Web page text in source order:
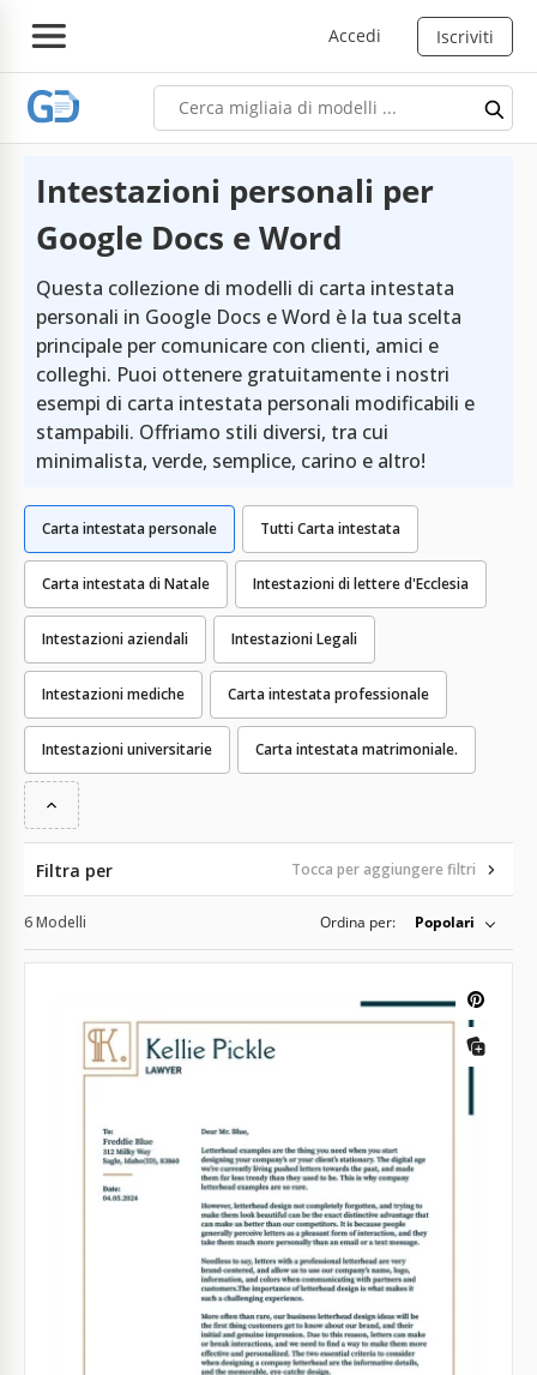
Accedi Iscriviti
Intestazioni personali per
Google Docs e Word
Questa collezione di modelli di carta intestata
personali in Google Docs e Word è la tua scelta
principale per comunicare con clienti, amici e
colleghi. Puoi ottenere gratuitamente i nostri
esempi di carta intestata personali modificabili e
stampabili. Offriamo stili diversi, tra cui
minimalista, verde, semplice, carino e altro!
Tutti Carta intestata
Carta intestata di Natale Intestazioni di lettere d'Ecclesia
Intestazioni aziendali Intestazioni Legali
Intestazioni mediche
Carta intestata personale
Carta intestata professionale
Intestazioni universitarie Carta intestata matrimoniale.
Filtra per Tocca per aggiungere filtri
6 Modelli Ordina per: Popolari